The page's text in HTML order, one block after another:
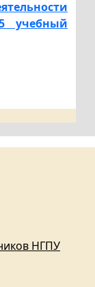
учебный
НГПУ